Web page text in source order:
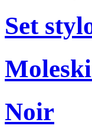
Set
Noir